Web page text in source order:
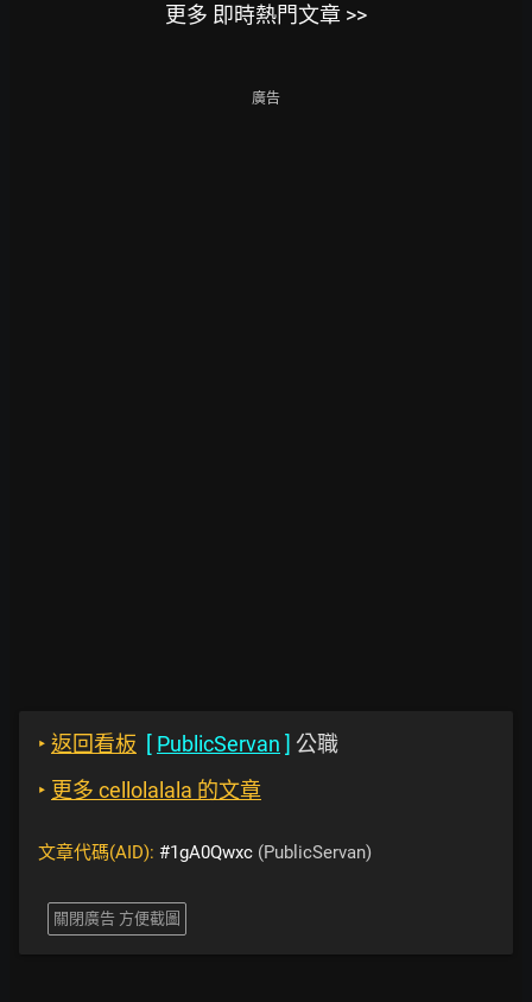
更多 即時熱門文章 >>
廣告
‣ 返回看板 [ PublicServan ] 公職
‣ 更多 cellolalala 的文章
文章代碼(AID): #1gA0Qwxc (PublicServan)
關閉廣告 方便截圖